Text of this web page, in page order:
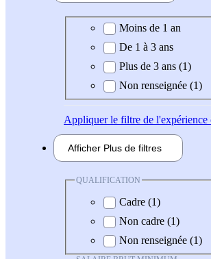
Expérience demandée
Moins de 1 an
De 1 à 3 ans
Plus de 3 ans (1)
Non renseignée (1)
Appliquerle filtre de l'expérience
Afficher Plus de filtres
QUALIFICATION
Cadre (1)
Non cadre (1)
Non renseignée (1)